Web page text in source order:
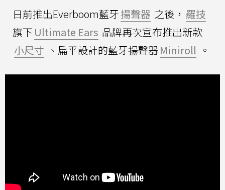
日前推出Everboom藍牙揚聲器 之後， 羅技
旗下 Ultimate Ears 品牌再次宣布推出新款
小尺寸 、扁平設計的藍牙揚聲器 Miniroll 。